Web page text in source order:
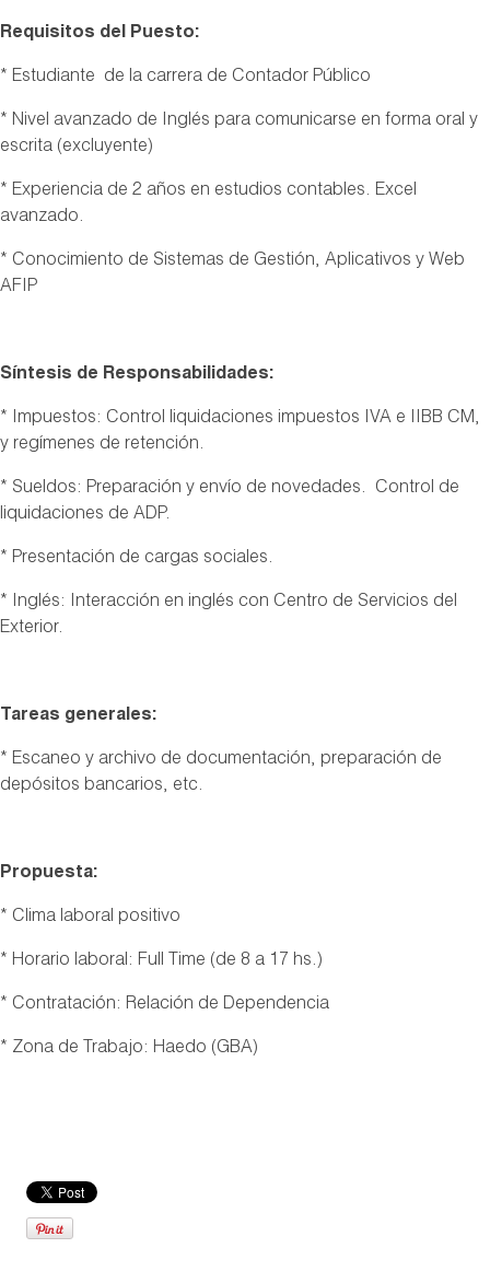
Requisitos del Puesto:
* Estudiante de la carrera de Contador Público
* Nivel avanzado de Inglés para comunicarse en forma oral y
escrita (excluyente)
* Experiencia de 2 años en estudios contables. Excel
avanzado.
* Conocimiento de Sistemas de Gestión, Aplicativos y Web
AFIP
Síntesis de Responsabilidades:
* Impuestos: Control liquidaciones impuestos IVA e IIBB CM,
y regímenes de retención.
* Sueldos: Preparación y envío de novedades. Control de
liquidaciones de ADP.
* Presentación de cargas sociales.
* Inglés: Interacción en inglés con Centro de Servicios del
Exterior.
Tareas generales:
* Escaneo y archivo de documentación, preparación de
depósitos bancarios, etc.
Propuesta:
* Clima laboral positivo
* Horario laboral: Full Time (de 8 a 17 hs.)
* Contratación: Relación de Dependencia
* Zona de Trabajo: Haedo (GBA)